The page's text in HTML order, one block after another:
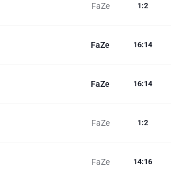
FaZe 1 :2
FaZe 16:14
FaZe 16:14
FaZe 1 :2
FaZe 14:16